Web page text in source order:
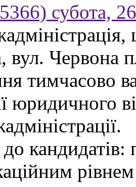
субота,
Червона
тимчасово
юридичного
кандидатів: